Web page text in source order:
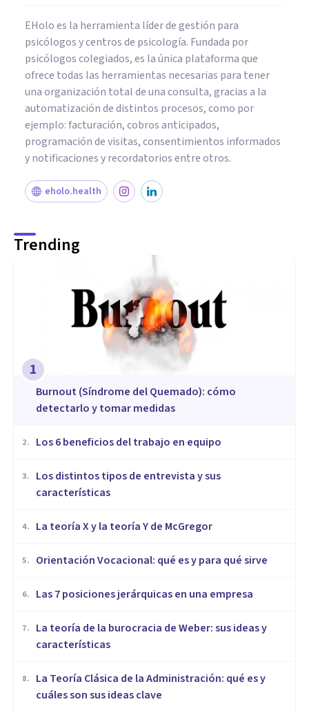
EHolo es la herramienta líder de gestión para
psicólogos y centros de psicología. Fundada por
psicólogos colegiados, es la única plataforma que
ofrece todas las herramientas necesarias para tener
una organización total de una consulta, gracias a la
automatización de distintos procesos, como por
ejemplo: facturación, cobros anticipados,
programación de visitas, consentimientos informados
y notificaciones y recordatorios entre otros.
eholo.health
Trending
1
Burnout (Síndrome del Quemado): cómo
detectarlo y tomar medidas
2. ​Los 6 beneficios del trabajo en equipo
3.
​Los distintos tipos de entrevista y sus
características
4. La teoría X y la teoría Y de McGregor
5. Orientación Vocacional: qué es y para qué sirve
6. Las 7 posiciones jerárquicas en una empresa
7.
La teoría de la burocracia de Weber: sus ideas y
características
8.
La Teoría Clásica de la Administración: qué es y
cuáles son sus ideas clave